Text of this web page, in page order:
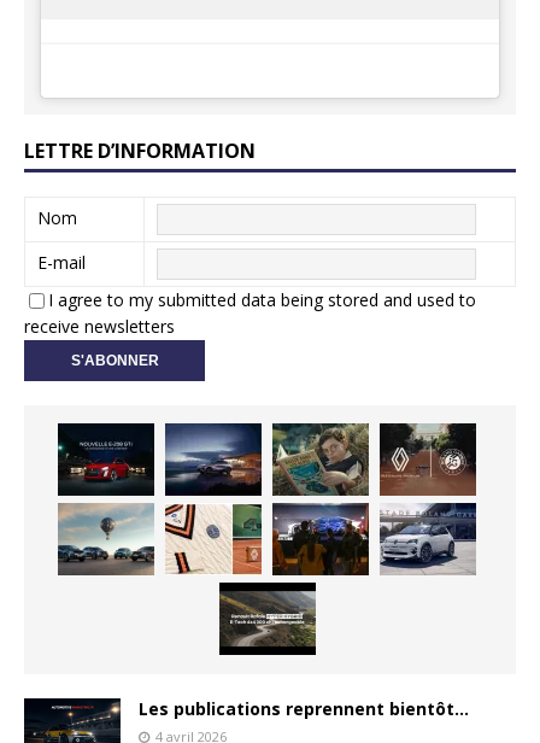
LETTRE D’INFORMATION
Nom
E-mail
I agree to my submitted data being stored and used to
receive newsletters
Les publications reprennent bientôt…
4 avril 2026